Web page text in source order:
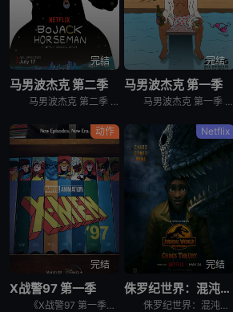
完结
马男波杰克 第二季
马男波杰克 第二季 BoJack Horseman Season 2的世界设定是普通人类和拟人化的动物共同生活在一起，除了外形，这些动物跟人类没什么不同。马男波杰克（威尔·阿奈特 Will Arn
完结
马男波杰克 第一季
马男波杰克 第一季 BoJack Horseman Season 1的世界设定是普通人类和拟人化的动物共同生活在一起，除了外形，这些动物跟人类没什么不同。马男波杰克（威尔·阿奈特 Will Arn
动作
完结
X战警97 第一季
《X战警97 第一季》是90年代X战警系列动画续集，万磁王领导X战警。在充满着仇恨和偏见的人类主宰的世界里，熟悉的X战警成员接连回归，全新角色即将加盟。
Netflix
完结
侏罗纪世界：混沌理论
侏罗纪世界：混沌理论 Jurassic World: Chaos Theory是2024年美国动作,科幻,动画,家庭,冒险动漫。《侏罗纪世界：混沌理论》讲述的是：年轻的古生物学家达里厄斯·鲍曼在加